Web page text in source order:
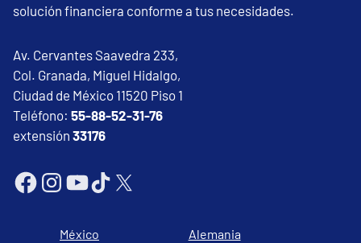
solución financiera conforme a tus necesidades.
Av. Cervantes Saavedra 233,
Col. Granada, Miguel Hidalgo,
Ciudad de México 11520 Piso 1
Teléfono: 55-88-52-31-76
extensión 33176
México
Alemania